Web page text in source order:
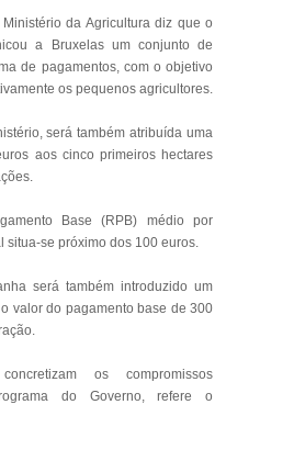
da Agricultura diz que o
a Bruxelas um conjunto de
de pagamentos, com o objetivo
os pequenos agricultores.
será também atribuída uma
aos cinco primeiros hectares
Base (RPB) médio por
situa-se próximo dos 100 euros.
será também introduzido um
valor do pagamento base de 300
os compromissos
do Governo, refere o